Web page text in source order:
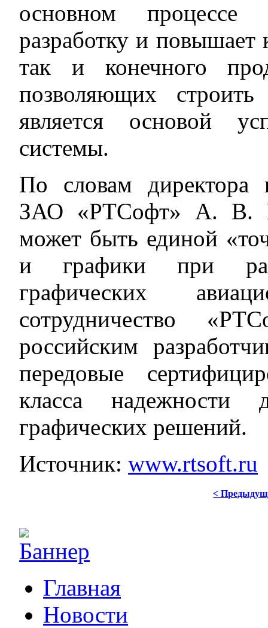
основном процессе
разработку и повышает
так и конечного
позволяющих
является основой
системы.
По словам директора
ЗАО «РТСофт» А. В.
может быть единой
и графики при
графических
сотрудничество
российским
передовые
класса надежности
графических решений.
Источник:www.rtsoft.ru
<
Главная
Новости